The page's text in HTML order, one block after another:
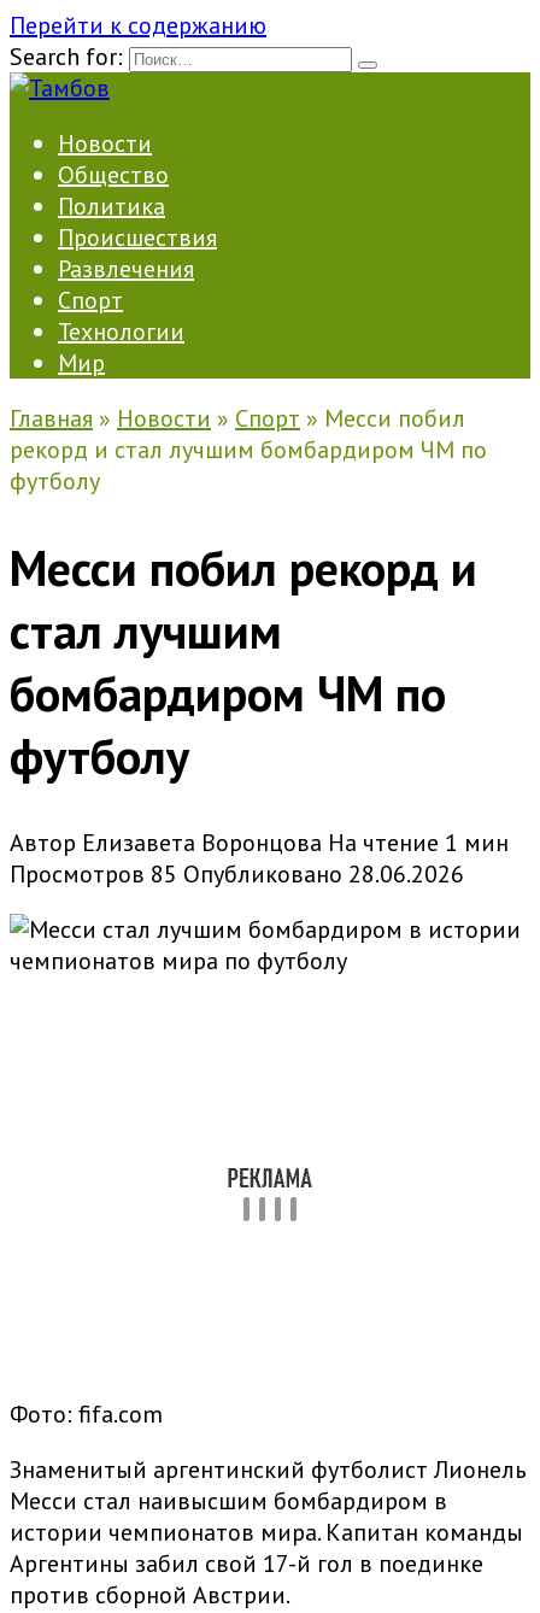
Перейти к содержанию
Search for:
Новости
Общество
Политика
Происшествия
Развлечения
Спорт
Технологии
Мир
Главная » Новости » Спорт » Месси побил
рекорд и стал лучшим бомбардиром ЧМ по
футболу
Месси побил рекорд и
стал лучшим
бомбардиром ЧМ по
футболу
Автор Елизавета Воронцова На чтение 1 мин
Просмотров 85 Опубликовано 28.06.2026
Фото: fifa.com
Знаменитый аргентинский футболист Лионель
Месси стал наивысшим бомбардиром в
истории чемпионатов мира. Капитан команды
Аргентины забил свой 17-й гол в поединке
против сборной Австрии.